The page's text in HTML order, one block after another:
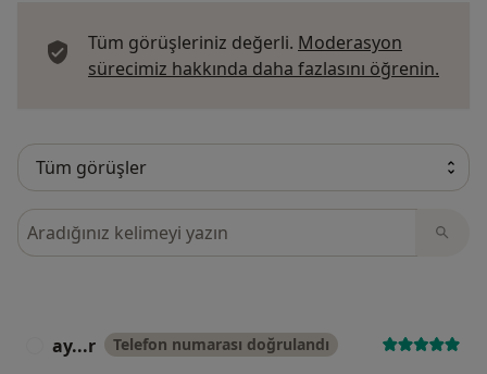
Tüm görüşleriniz değerli. Moderasyon
sürecimiz hakkında daha fazlasını öğrenin.
Görüşler içerisinde ara
ay...r Telefon numarası doğrulandı